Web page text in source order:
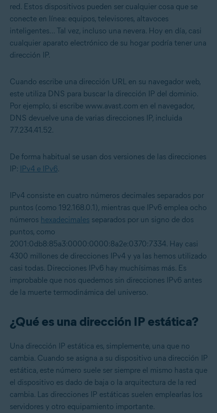
red. Estos dispositivos pueden ser cualquier cosa que se
conecte en línea: equipos, televisores, altavoces
inteligentes... Tal vez, incluso una nevera. Hoy en día, casi
cualquier aparato electrónico de su hogar podría tener una
dirección IP.
Cuando escribe una dirección URL en su navegador web,
este utiliza DNS para buscar la dirección IP del dominio.
Por ejemplo, si escribe www.avast.com en el navegador,
DNS devuelve una de varias direcciones IP, incluida
77.234.41.52.
De forma habitual se usan dos versiones de las direcciones
IP: IPv4 e IPv6.
IPv4 consiste en cuatro números decimales separados por
puntos (como 192.168.0.1), mientras que IPv6 emplea ocho
números hexadecimales separados por un signo de dos
puntos, como
2001:0db8:85a3:0000:0000:8a2e:0370:7334. Hay casi
4300 millones de direcciones IPv4 y ya las hemos utilizado
casi todas. Direcciones IPv6 hay muchísimas más. Es
improbable que nos quedemos sin direcciones IPv6 antes
de la muerte termodinámica del universo.
¿Qué es una dirección IP estática?
Una dirección IP estática es, simplemente, una que no
cambia. Cuando se asigna a su dispositivo una dirección IP
estática, este número suele ser siempre el mismo hasta que
el dispositivo es dado de baja o la arquitectura de la red
cambia. Las direcciones IP estáticas suelen emplearlas los
servidores y otro equipamiento importante.